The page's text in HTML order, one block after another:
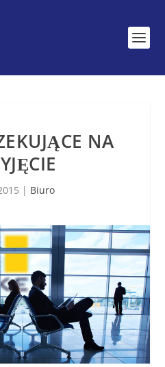
NA
| Biuro